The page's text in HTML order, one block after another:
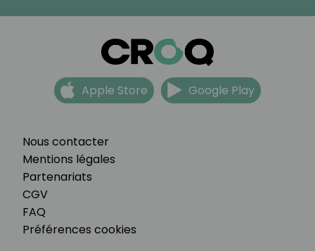
Nous contacter
Mentions légales
Partenariats
CGV
FAQ
Préférences cookies
Apple Store Google Play